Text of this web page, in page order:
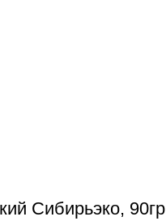
Сибирьэко, 90гр